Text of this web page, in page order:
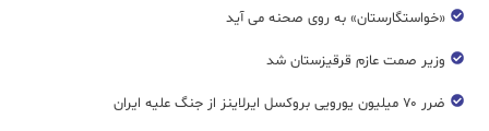
«خواستگارستان» به روی صحنه می آید
وزیر صمت عازم قرقیزستان شد
ضرر ۷۰ میلیون یورویی بروکسل ایرلاینز از جنگ علیه ایران